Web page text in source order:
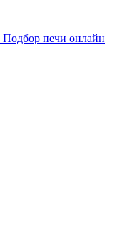
Подбор печи онлайн